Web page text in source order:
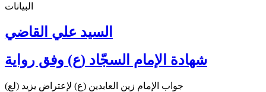
البيانات
السيد علي القاضي
شهادة الإمام السجّاد (ع) وفق رواية
جواب الإمام زين العابدين (ع) لإعتراض يزيد (لع)